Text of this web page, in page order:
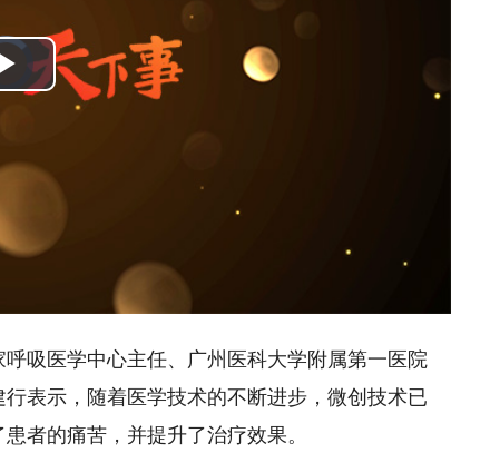
Play
吸医学中心主任、广州医科大学附属第一医院
表示，随着医学技术的不断进步，微创技术已
者的痛苦，并提升了治疗效果。